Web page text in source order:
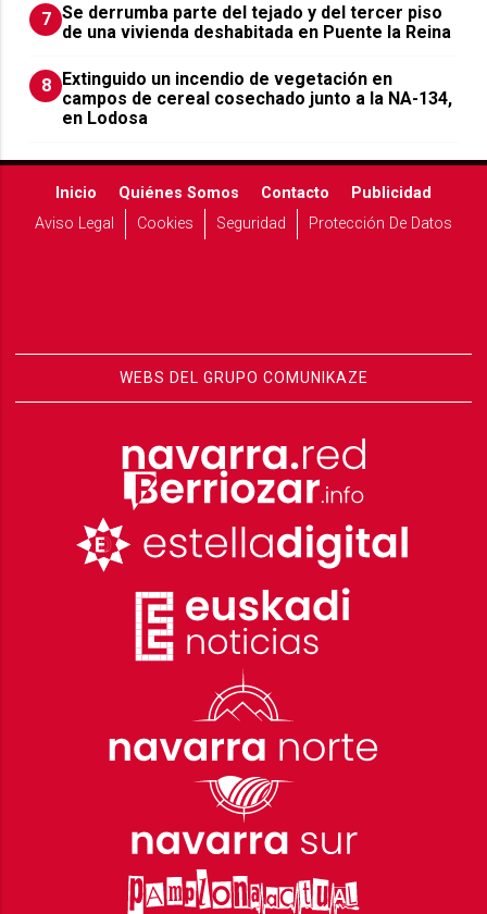
7 Se derrumba parte del tejado y del tercer piso
de una vivienda deshabitada en Puente la Reina
8 Extinguido un incendio de vegetación en
campos de cereal cosechado junto a la NA-134,
en Lodosa
Inicio Quiénes Somos Contacto
Publicidad
Aviso Legal
Cookies Seguridad Protección De Datos
WEBS DEL GRUPO COMUNIKAZE